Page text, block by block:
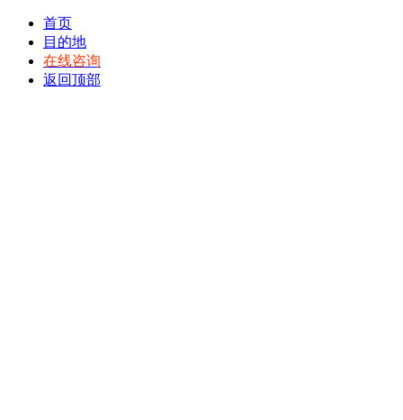
首页
目的地
在线咨询
返回顶部